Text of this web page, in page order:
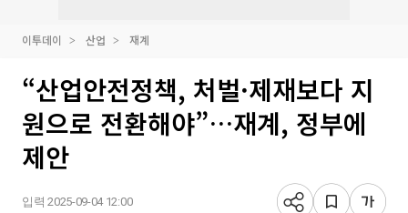
이투데이 산업 재계
“산업안전정책, 처벌·제재보다 지
원으로 전환해야”…재계, 정부에
제안
입력 2025-09-04 12:00